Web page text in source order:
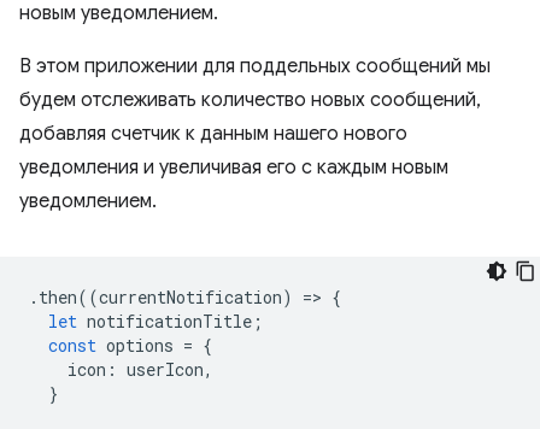
новым уведомлением.
В этом приложении для поддельных сообщений мы
будем отслеживать количество новых сообщений,
добавляя счетчик к данным нашего нового
уведомления и увеличивая его с каждым новым
уведомлением.
. then((currentNotification) => {
let notificationTitle ;
const options = {
icon : userIcon,
}